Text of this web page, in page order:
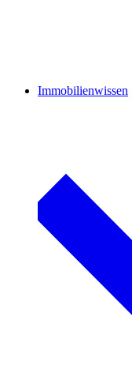
Immobilienwissen